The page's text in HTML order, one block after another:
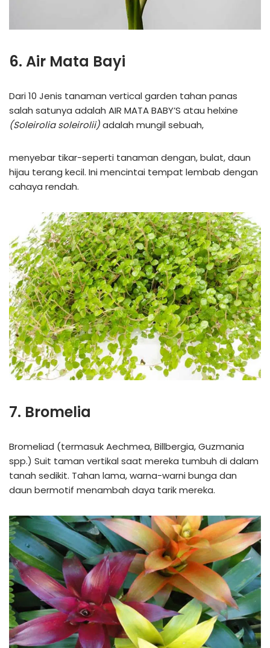
6. Air Mata Bayi
Dari 10 Jenis tanaman vertical garden tahan panas
salah satunya adalah AIR MATA BABY’S atau helxine
(Soleirolia soleirolii)adalah mungil sebuah,
menyebar tikar-seperti tanaman dengan, bulat, daun
hijau terang kecil. Ini mencintai tempat lembab dengan
cahaya rendah.
7. Bromelia
Bromeliad (termasuk Aechmea, Billbergia, Guzmania
spp.) Suit taman vertikal saat mereka tumbuh di dalam
tanah sedikit. Tahan lama, warna-warni bunga dan
daun bermotif menambah daya tarik mereka.